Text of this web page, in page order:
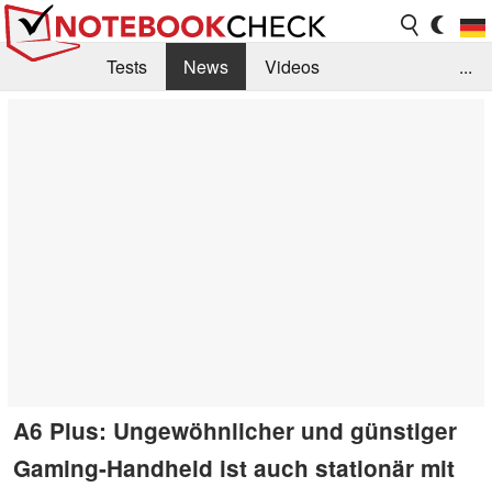
Tests News
Videos
...
A6 Plus: Ungewöhnlicher und günstiger
Gaming-Handheld ist auch stationär mit